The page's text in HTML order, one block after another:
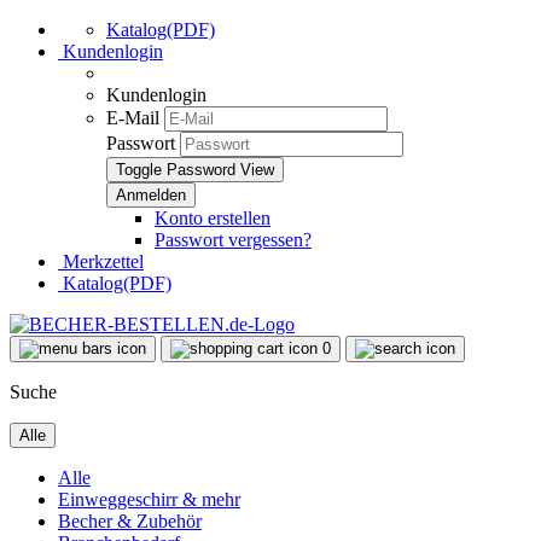
Katalog(PDF)
Kundenlogin
Kundenlogin
E-Mail
Passwort
Toggle Password View
Konto erstellen
Passwort vergessen?
Merkzettel
Katalog(PDF)
0
Suche
Alle
Alle
Einweggeschirr & mehr
Becher & Zubehör